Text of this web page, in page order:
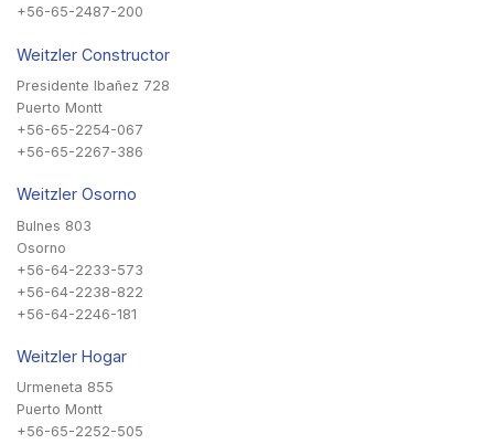
+56-65-2487-200
Weitzler Constructor
Presidente Ibañez 728
Puerto Montt
+56-65-2254-067
+56-65-2267-386
Weitzler Osorno
Bulnes 803
Osorno
+56-64-2233-573
+56-64-2238-822
+56-64-2246-181
Weitzler Hogar
Urmeneta 855
Puerto Montt
+56-65-2252-505